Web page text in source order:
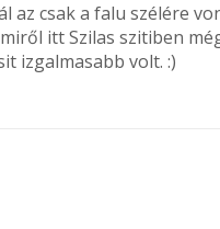
az csak a falu szélére
itt Szilas szitiben
izgalmasabb volt. :)